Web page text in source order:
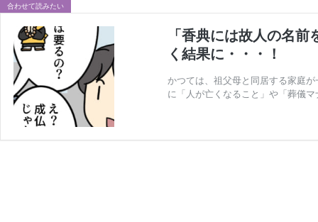
合わせて読みたい
「香典には故人の名
く結果に・・・！
かつては、祖父母と同居する家庭
に「人が亡くなること」や「葬儀